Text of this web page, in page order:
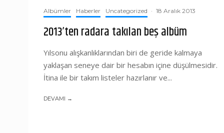
Albümler Haberler Uncategorized · 18 Aralık 2013
2013’ten radara takılan beş albüm
Yılsonu alışkanlıklarından biri de geride kalmaya
yaklaşan seneye dair bir hesabın içine düşülmesidir.
İtina ile bir takım listeler hazırlanır ve...
DEVAMI →